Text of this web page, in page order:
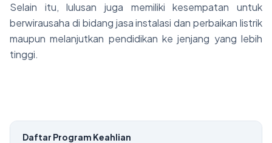
Selain itu, lulusan juga memiliki kesempatan untuk
berwirausaha di bidang jasa instalasi dan perbaikan listrik
maupun melanjutkan pendidikan ke jenjang yang lebih
tinggi.
Daftar Program Keahlian